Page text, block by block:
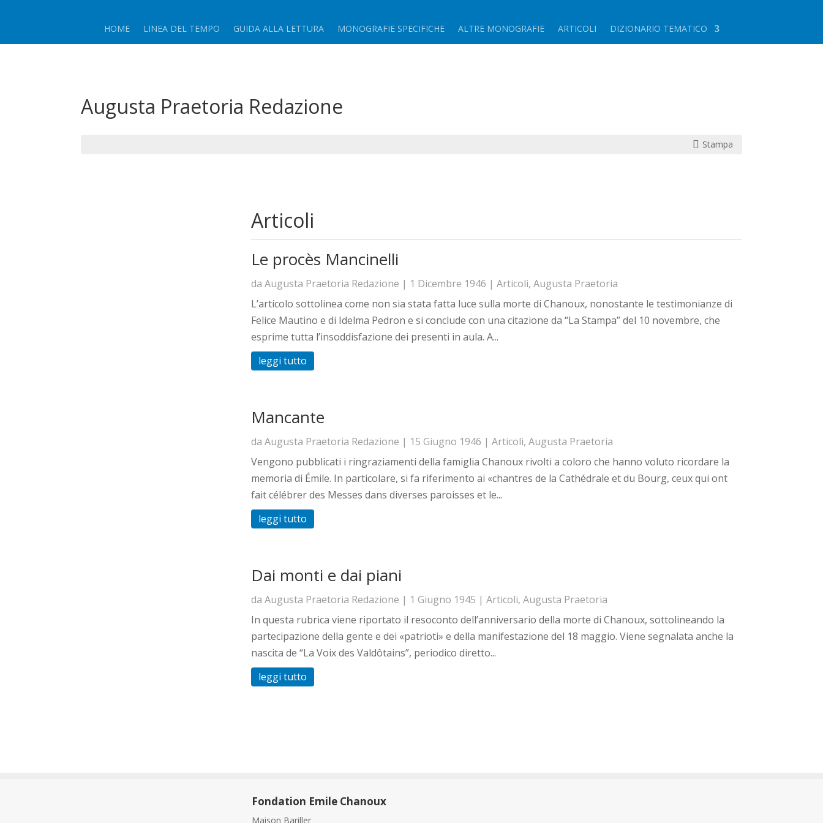
HOME LINEA DEL TEMPO GUIDA ALLA LETTURA MONOGRAFIE SPECIFICHE ALTRE MONOGRAFIE ARTICOLI DIZIONARIO TEMATICO
Augusta Praetoria Redazione
 Stampa
Articoli
Le procès Mancinelli
daAugusta Praetoria Redazione | 1 Dicembre 1946 |Articoli,Augusta Praetoria
L’articolo sottolinea come non sia stata fatta luce sulla morte di Chanoux, nonostante le testimonianze di
Felice Mautino e di Idelma Pedron e si conclude con una citazione da “La Stampa” del 10 novembre, che
esprime tutta l’insoddisfazione dei presenti in aula. A...
leggi tutto
Mancante
daAugusta Praetoria Redazione | 15 Giugno 1946 |Articoli,Augusta Praetoria
Vengono pubblicati i ringraziamenti della famiglia Chanoux rivolti a coloro che hanno voluto ricordare la
memoria di Émile. In particolare, si fa riferimento ai «chantres de la Cathédrale et du Bourg, ceux qui ont
fait célébrer des Messes dans diverses paroisses et le...
leggi tutto
Dai monti e dai piani
daAugusta Praetoria Redazione | 1 Giugno 1945 |Articoli,Augusta Praetoria
In questa rubrica viene riportato il resoconto dell’anniversario della morte di Chanoux, sottolineando la
partecipazione della gente e dei «patrioti» e della manifestazione del 18 maggio. Viene segnalata anche la
nascita de “La Voix des Valdôtains”, periodico diretto...
leggi tutto
Fondation Emile Chanoux
Maison Bariller